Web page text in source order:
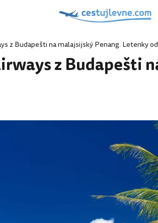
z Budapešti na malajsijský Penang. Letenky
z Budapešti